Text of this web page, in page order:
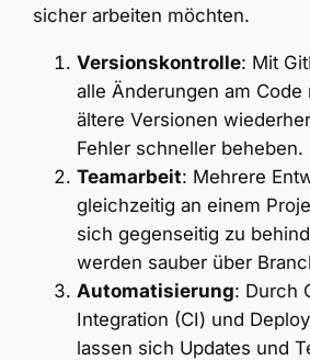
sicher arbeiten möchten.
Versionskontrolle: Mit
alle Änderungen am
ältere Versionen
Fehler schneller beheben.
Teamarbeit: Mehrere
gleichzeitig an einem
sich gegenseitig zu
werden sauber über
Automatisierung: Durch
Integration (CI) und
lassen sich Updates und